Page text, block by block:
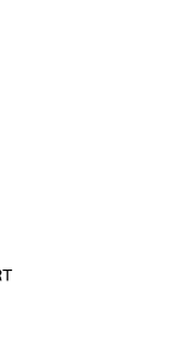
(1)